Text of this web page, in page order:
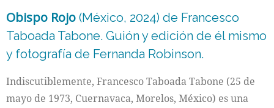
Obispo Rojo (México, 2024) de Francesco
Taboada Tabone. Guión y edición de él mismo
y fotografía de Fernanda Robinson.
Indiscutiblemente, Francesco Taboada Tabone (25 de
mayo de 1973, Cuernavaca, Morelos, México) es una